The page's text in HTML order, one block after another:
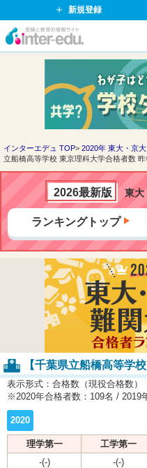
新規登録
イ
ド
ッ
ト
インターエデュ TOP 2020年 東大・京
立船橋高等学校 東京理科大学合格者数 昨
2026最新版 東大
ランキングトップ
【千葉県立船橋高等学
表示形式：合格数（現役合格数）
※2020年合格者数：109名 / 2019
2020
理学第一 工学第一
-(-)
-(-)